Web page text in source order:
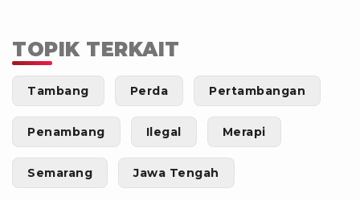
TOPIK TERKAIT
Tambang Perda Pertambangan
Penambang Ilegal Merapi
Semarang Jawa Tengah